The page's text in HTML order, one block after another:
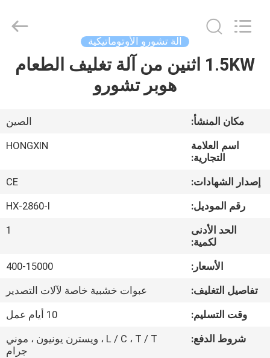
المنزل
برنامج
حولنا
جولة
المصنع
مراقبة
الجودة
Machinery
Rights
Reserved.
آلة تشورو الأوتوماتيكية
1.5KW اثنين من آلة تغليف الطعام
هوبر تشورو
مكان المنشأ:
الصين
اسم العلامة
التجارية:
HONGXIN
إصدار الشهادات:
CE
رقم الموديل:
HX-2860-I
الحد الأدنى
لكمية:
1
الأسعار:
400-15000
تفاصيل التغليف:
عبوات خشبية خاصة لآلات التصدير
وقت التسليم:
10 أيام عمل
شروط الدفع:
L / C ، T / T ، ويسترن يونيون ، موني
جرام